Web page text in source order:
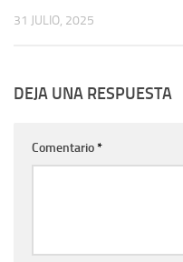
31 JULIO, 2025
DEJA UNA RESPUESTA
Comentario*